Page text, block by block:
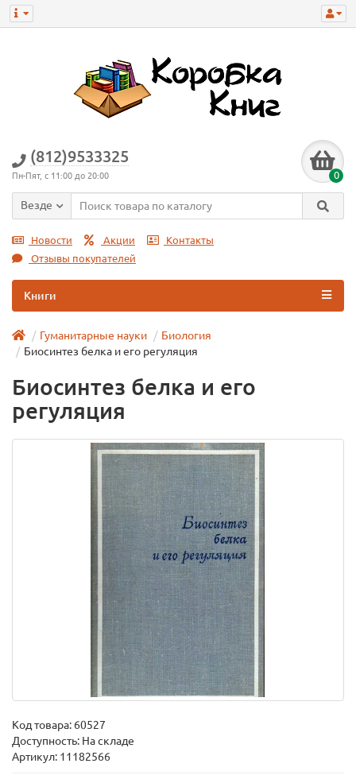
(812)9533325
Пн-Пят, с 11:00 до 20:00 0
Везде
Новости Акции
Контакты
Отзывы покупателей
Книги
Гуманитарные науки
Биология
Биосинтез белка и его регуляция
Биосинтез белка и его
регуляция
Код товара: 60527
Доступность: На складе
Артикул: 11182566